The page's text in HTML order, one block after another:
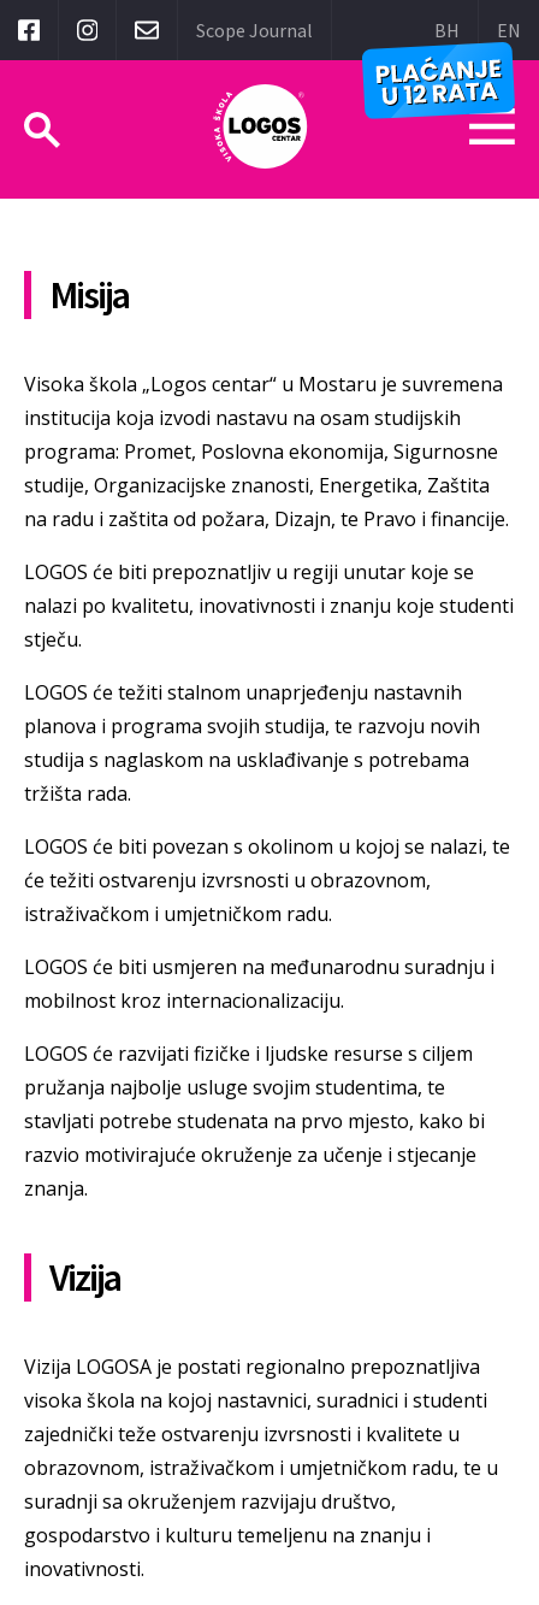
Scope Journal BH EN
Misija
Visoka škola „Logos centar“ u Mostaru je suvremena
institucija koja izvodi nastavu na osam studijskih
programa: Promet, Poslovna ekonomija, Sigurnosne
studije, Organizacijske znanosti, Energetika, Zaštita
na radu i zaštita od požara, Dizajn, te Pravo i financije.
LOGOS će biti prepoznatljiv u regiji unutar koje se
nalazi po kvalitetu, inovativnosti i znanju koje studenti
stječu.
LOGOS će težiti stalnom unaprjeđenju nastavnih
planova i programa svojih studija, te razvoju novih
studija s naglaskom na usklađivanje s potrebama
tržišta rada.
LOGOS će biti povezan s okolinom u kojoj se nalazi, te
će težiti ostvarenju izvrsnosti u obrazovnom,
istraživačkom i umjetničkom radu.
LOGOS će biti usmjeren na međunarodnu suradnju i
mobilnost kroz internacionalizaciju.
LOGOS će razvijati fizičke i ljudske resurse s ciljem
pružanja najbolje usluge svojim studentima, te
stavljati potrebe studenata na prvo mjesto, kako bi
razvio motivirajuće okruženje za učenje i stjecanje
znanja.
Vizija
Vizija LOGOSA je postati regionalno prepoznatljiva
visoka škola na kojoj nastavnici, suradnici i studenti
zajednički teže ostvarenju izvrsnosti i kvalitete u
obrazovnom, istraživačkom i umjetničkom radu, te u
suradnji sa okruženjem razvijaju društvo,
gospodarstvo i kulturu temeljenu na znanju i
inovativnosti.